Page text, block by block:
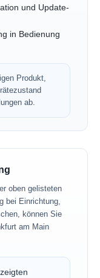
und Update-
in Bedienung
Produkt,
ab.
oben gelisteten
bei Einrichtung,
können Sie
am Main